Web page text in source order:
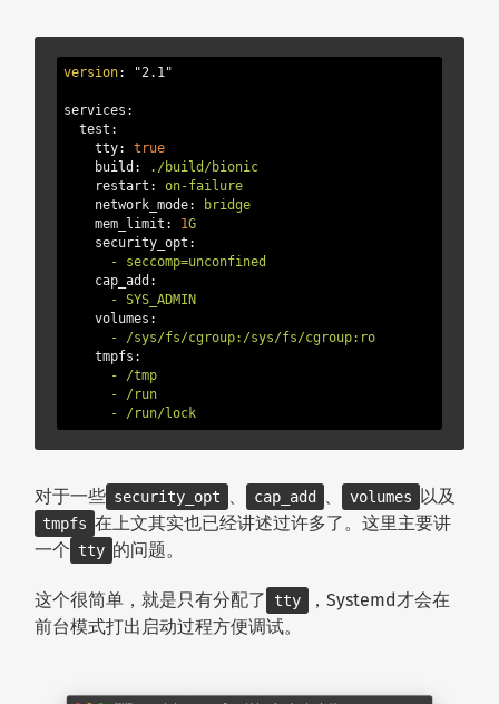
version: "2.1"
services:
  test:
    tty:
true
    build:
./build/bionic
    restart:
on-failure
    network_mode:
bridge
    mem_limit:
1G
    security_opt:
      -
seccomp=unconfined
    cap_add:
      -
SYS_ADMIN
    volumes:
      -
/sys/fs/cgroup:/sys/fs/cgroup:ro
    tmpfs:
      -
/tmp
      -
/run
      -
/run/lock
对于一些 security_opt 、 cap_add 、 volumes 以及
tmpfs 在上文其实也已经讲述过许多了。这里主要讲
一个 tty 的问题。
这个很简单，就是只有分配了 tty
，Systemd才会在
前台模式打出启动过程方便调试。